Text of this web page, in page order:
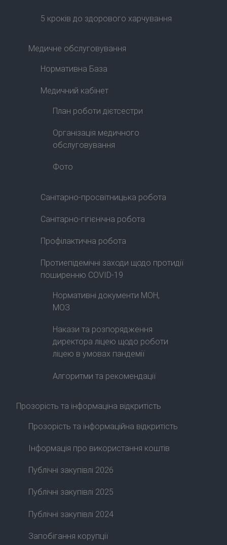
5 кроків до здорового харчування
Медичне обслуговування
Нормативна База
Медичний кабінет
План роботи дієтсестри
Організація медичного
обслуговування
Фото
Санітарно-просвітницька робота
Санітарно-гігієнічна робота
Профілактична робота
Протиепідемічні заходи щодо протидії
поширенню COVID-19
Нормативні документи МОН,
МОЗ
Накази та розпорядження
директора ліцею щодо роботи
ліцею в умовах пандемії
Алгоритми та рекомендації
Прозорість та інформаціна відкритість
Прозорість та інформаційна відкритість
Інформація про використання коштів
Публічні закупівлі 2026
Публічні закупівлі 2025
Публічні закупівлі 2024
Запобігання корупції